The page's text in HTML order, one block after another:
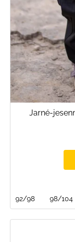
Jarné-
92/98 98/104